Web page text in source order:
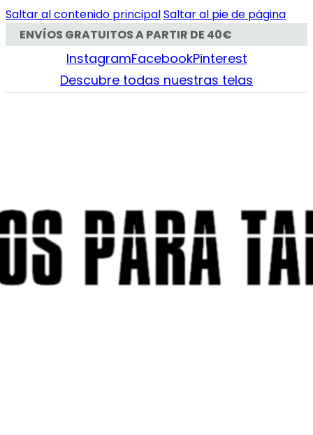
Saltar al contenido principalSaltar al pie de página
ENVÍOS GRATUITOS A PARTIR DE 40€
InstagramFacebookPinterest
Descubre todas nuestras telas